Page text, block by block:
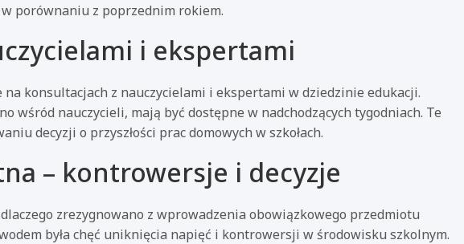
porównaniu z poprzednim rokiem.
i ekspertami
na konsultacjach z nauczycielami i ekspertami w dziedzinie edukacji.
wśród nauczycieli, mają być dostępne w nadchodzących tygodniach. Te
decyzji o przyszłości prac domowych w szkołach.
– kontrowersje i decyzje
zrezygnowano z wprowadzenia obowiązkowego przedmiotu
była chęć uniknięcia napięć i kontrowersji w środowisku szkolnym.